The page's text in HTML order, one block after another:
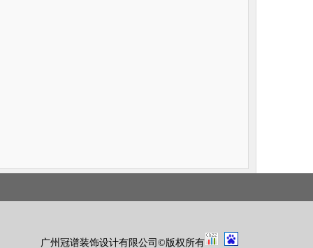
广州冠谱装饰设计有限公司 ©版权所有